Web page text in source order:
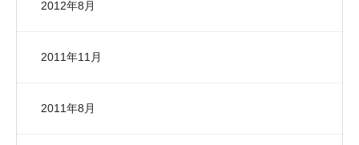
2012年8月
2011年11月
2011年8月